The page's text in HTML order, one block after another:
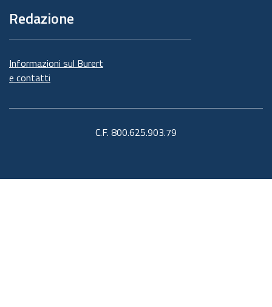
Redazione
Informazioni sul Burert
e contatti
C.F. 800.625.903.79